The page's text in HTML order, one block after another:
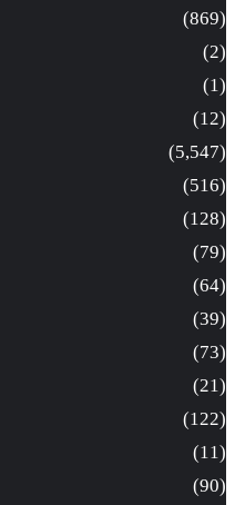
(869)
(2)
(1)
(12)
(5,547)
(516)
(128)
(79)
(64)
(39)
(73)
(21)
(122)
(11)
(90)